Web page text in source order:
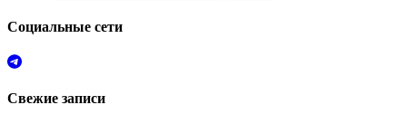
Социальные сети
Свежие записи